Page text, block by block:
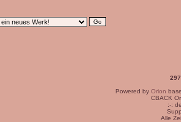
Powered by Orion
CBACK
:-:
Alle